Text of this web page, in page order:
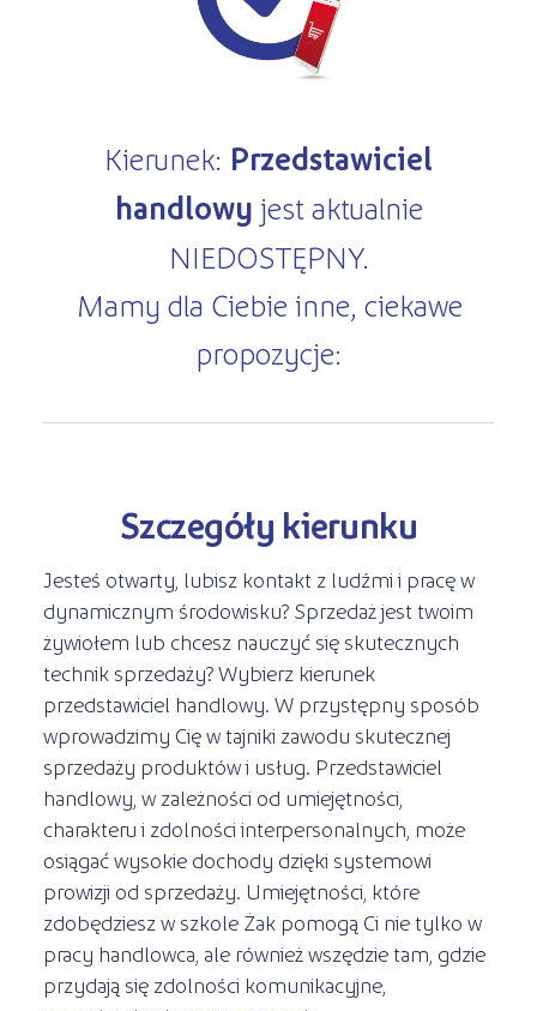
Kursy stacjonarne
s STREFA SŁUCHACZA
Kierunek: Przedstawiciel
handlowy jest aktualnie
NIEDOSTĘPNY.
Mamy dla Ciebie inne, ciekawe
propozycje:
Szczegóły kierunku
Jesteś otwarty, lubisz kontakt z ludźmi i pracę w
dynamicznym środowisku? Sprzedaż jest twoim
żywiołem lub chcesz nauczyć się skutecznych
technik sprzedaży? Wybierz kierunek
przedstawiciel handlowy. W przystępny sposób
wprowadzimy Cię w tajniki zawodu skutecznej
sprzedaży produktów i usług. Przedstawiciel
handlowy, w zależności od umiejętności,
charakteru i zdolności interpersonalnych, może
osiągać wysokie dochody dzięki systemowi
prowizji od sprzedaży. Umiejętności, które
zdobędziesz w szkole Żak pomogą Ci nie tylko w
pracy handlowca, ale również wszędzie tam, gdzie
przydają się zdolności komunikacyjne,